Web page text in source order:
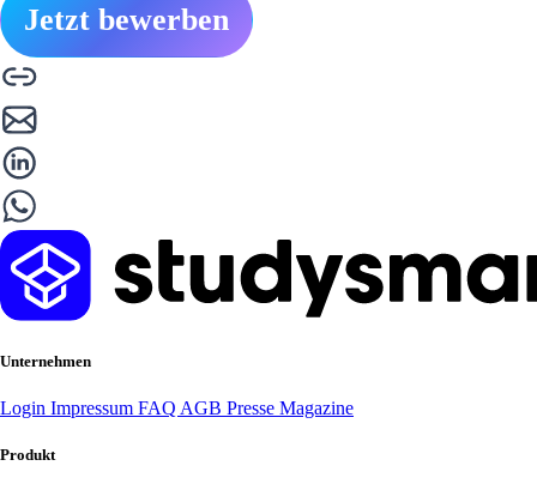
Jetzt bewerben
Unternehmen
Login Impressum FAQ AGB Presse Magazine
Produkt